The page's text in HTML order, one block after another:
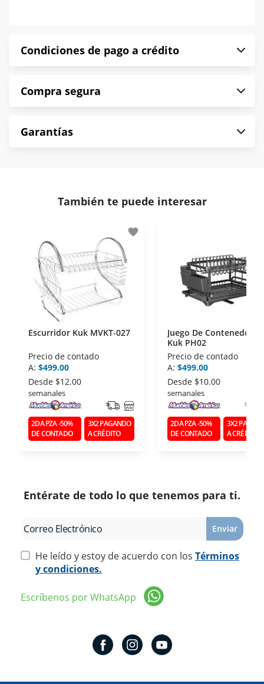
Condiciones de pago a crédito
puntualmente. Al finalizar tu compra generas el
*Sujeto a aprobación de crédito conforme a
norma de Muebles América.
Compra segura
compra es segura de principio a fin.
- Certificados de seguridad SSL y Encriptación 3D.
disposiciones legales y Códigos de Ética de la
Asociación Mexicana de Internet (AIMX).
- Nos encontramos en la lista de socios Activos de
la Asociación de Internet.MX.
Garantías
También te puede interesar
favorite
Escurridor Kuk MVKT-027
Precio de contado
A: $499.00
Desde $12.00
semanales
2DA PZA -50%
DE CONTADO
3X2 PAGANDO
A CRÉDITO
Juego De Contenedores
Kuk PH02
Precio de contado
A: $499.00
Desde $10.00
semanales
2DA PZA -50%
DE CONTADO
3X2
A CRÉDITO
Entérate de todo lo que tenemos para ti.
Enviar
He leído y estoy de acuerdo con los Términos
y condiciones.
Escríbenos por WhatsApp